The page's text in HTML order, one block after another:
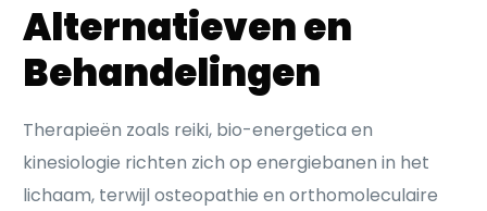
Alternatieven en
Behandelingen
Therapieën zoals reiki, bio-energetica en
kinesiologie richten zich op energiebanen in het
lichaam, terwijl osteopathie en orthomoleculaire